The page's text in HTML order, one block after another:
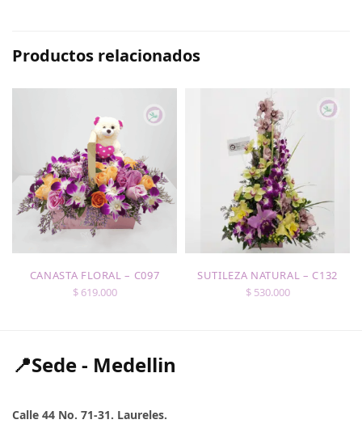
Productos relacionados
CANASTA FLORAL – C097
$619.000
SUTILEZA NATURAL – C132
$530.000
📍Sede - Medellin
Calle 44 No. 71-31. Laureles.